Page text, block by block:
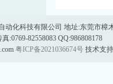
动化科技有限公司 地址:东莞市樟
:0769-82558083 QQ:986808178
粤ICP备2021036674号 技术支